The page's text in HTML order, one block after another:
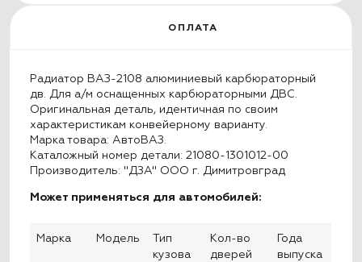
ОПЛАТА
Радиатор ВАЗ-2108 алюминиевый карбюраторный
дв. Для а/м оснащенных карбюраторными ДВС.
Оригинальная деталь, идентичная по своим
характеристикам конвейерному варианту.
Марка товара: АвтоВАЗ.
Каталожный номер детали: 21080-1301012-00
Производитель: "ДЗА" ООО г. Димитровград
Может применяться для автомобилей:
Марка Модель
Тип
кузова
Кол-во
дверей
Года
выпуска